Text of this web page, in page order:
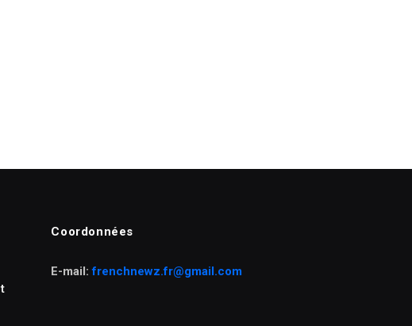
Coordonnées
E-mail:frenchnewz.fr@gmail.com